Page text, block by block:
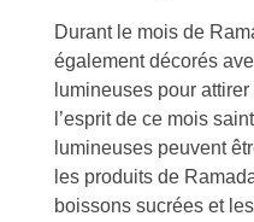
Durant le mois de
également décorés
lumineuses pour
l’esprit de ce mois
lumineuses peuvent
les produits de
boissons sucrées et